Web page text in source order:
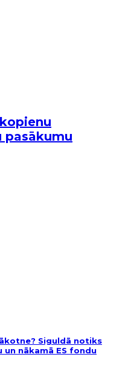
pasākumu
Siguldā notiks
nākamā ES fondu